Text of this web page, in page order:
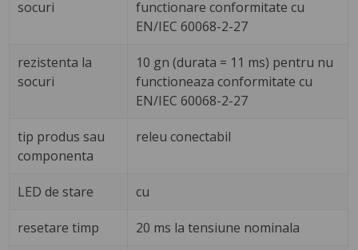
socuri
functionare conformitate cu
EN/IEC 60068-2-27
rezistenta la
socuri
10 gn (durata = 11 ms) pentru nu
functioneaza conformitate cu
EN/IEC 60068-2-27
tip produs sau
componenta
releu conectabil
LED de stare cu
resetare timp 20 ms la tensiune nominala